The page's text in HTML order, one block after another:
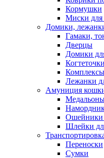
Кормушки
Миски для
Домики,
Гамаки,
Дверцы
Домики
Когтеточки
Комплексы
Лежанки
Амуниция
Ошейники
Шлейки
Переноски
Сумки